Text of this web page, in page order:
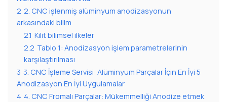
2 2. CNC işlenmiş alüminyum anodizasyonun
arkasındaki bilim
2.1 Kilit bilimsel ilkeler
2.2 Tablo 1: Anodizasyon işlem parametrelerinin
karşılaştırılması
3 3. CNC İşleme Servisi: Alüminyum Parçalar İçin En İyi 5
Anodizasyon En İyi Uygulamalar
4 4. CNC Fromalı Parçalar: Mükemmelliği Anodize etmek